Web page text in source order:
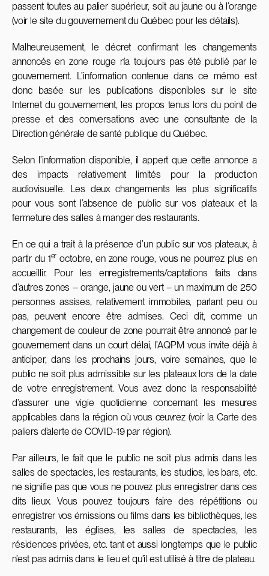
passent toutes au palier supérieur, soit au jaune ou à l’orange
(voir le site du gouvernement du Québec pour les détails).
Malheureusement, le décret confirmant les changements
annoncés en zone rouge n’a toujours pas été publié par le
gouvernement. L’information contenue dans ce mémo est
donc basée sur les publications disponibles sur le site
Internet du gouvernement, les propos tenus lors du point de
presse et des conversations avec une consultante de la
Direction générale de santé publique du Québec.
Selon l’information disponible, il appert que cette annonce a
des impacts relativement limités pour la production
audiovisuelle. Les deux changements les plus significatifs
pour vous sont l’absence de public sur vos plateaux et la
fermeture des salles à manger des restaurants.
En ce qui a trait à la présence d’un public sur vos plateaux, à
partir du 1er octobre, en zone rouge, vous ne pourrez plus en
accueillir. Pour les enregistrements/captations faits dans
d’autres zones – orange, jaune ou vert – un maximum de 250
personnes assises, relativement immobiles, parlant peu ou
pas, peuvent encore être admises. Ceci dit, comme un
changement de couleur de zone pourrait être annoncé par le
gouvernement dans un court délai, l’AQPM vous invite déjà à
anticiper, dans les prochains jours, voire semaines, que le
public ne soit plus admissible sur les plateaux lors de la date
de votre enregistrement. Vous avez donc la responsabilité
d’assurer une vigie quotidienne concernant les mesures
applicables dans la région où vous œuvrez (voir la Carte des
paliers d’alerte de COVID-19 par région).
Par ailleurs, le fait que le public ne soit plus admis dans les
salles de spectacles, les restaurants, les studios, les bars, etc.
ne signifie pas que vous ne pouvez plus enregistrer dans ces
dits lieux. Vous pouvez toujours faire des répétitions ou
enregistrer vos émissions ou films dans les bibliothèques, les
restaurants, les églises, les salles de spectacles, les
résidences privées, etc. tant et aussi longtemps que le public
n’est pas admis dans le lieu et qu’il est utilisé à titre de plateau.